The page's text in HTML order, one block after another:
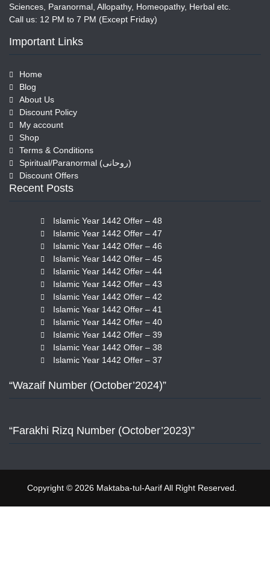
Sciences, Paranormal, Allopathy, Homeopathy, Herbal etc.
Call us: 12 PM to 7 PM (Except Friday)
Important Links
Home
Blog
About Us
Discount Policy
My account
Shop
Terms & Conditions
Spiritual/Paranormal (روحانی)
Discount Offers
Recent Posts
Islamic Year 1442 Offer – 48
Islamic Year 1442 Offer – 47
Islamic Year 1442 Offer – 46
Islamic Year 1442 Offer – 45
Islamic Year 1442 Offer – 44
Islamic Year 1442 Offer – 43
Islamic Year 1442 Offer – 42
Islamic Year 1442 Offer – 41
Islamic Year 1442 Offer – 40
Islamic Year 1442 Offer – 39
Islamic Year 1442 Offer – 38
Islamic Year 1442 Offer – 37
“Wazaif Number (October’2024)”
“Farakhi Rizq Number (October’2023)”
Copyright © 2026 Maktaba-tul-Aarif All Right Reserved.